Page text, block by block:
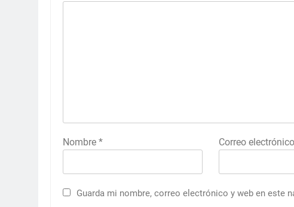
Nombre * Correo electrónico
Guarda mi nombre, correo electrónico y web en este